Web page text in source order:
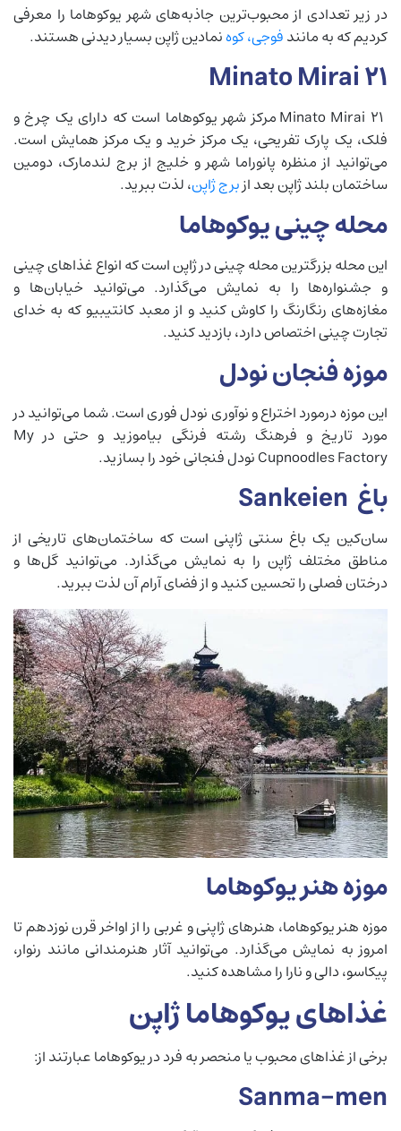
در زیر تعدادی از محبوب‌ترین جاذبه‌های شهر یوکوهاما را معرفی
کردیم که به مانندفوجی، کوهنمادین ژاپن بسیار دیدنی هستند.
Minato Mirai 21
Minato Mirai 21 مرکز شهر یوکوهاما است که دارای یک چرخ و
فلک، یک پارک تفریحی، یک مرکز خرید و یک مرکز همایش است.
می‌توانید از منظره پانوراما شهر و خلیج از برج لندمارک، دومین
ساختمان بلند ژاپن بعد ازبرج ژاپن، لذت ببرید.
محله چینی یوکوهاما
این محله بزرگترین محله چینی در ژاپن است که انواع غذاهای چینی
و جشنواره‌ها را به نمایش می‌گذارد. می‌توانید خیابان‌ها و
مغازه‌های رنگارنگ را کاوش کنید و از معبد کانتیبیو که به خدای
تجارت چینی اختصاص دارد، بازدید کنید.
موزه فنجان نودل
این موزه‌ درمورد اختراع و نوآوری نودل فوری است. شما می‌توانید در
مورد تاریخ و فرهنگ رشته فرنگی بیاموزید و حتی در My
Cupnoodles Factory نودل فنجانی خود را بسازید.
باغ Sankeien
سان‌کین یک باغ سنتی ژاپنی است که ساختمان‌های تاریخی از
مناطق مختلف ژاپن را به نمایش می‌گذارد. می‌توانید گل‌ها و
درختان فصلی را تحسین کنید و از فضای آرام آن لذت ببرید.
موزه هنر یوکوهاما
موزه هنر یوکوهاما، هنرهای ژاپنی و غربی را از اواخر قرن نوزدهم تا
امروز به نمایش می‌گذارد. می‌توانید آثار هنرمندانی مانند رنوار،
پیکاسو، دالی و نارا را مشاهده کنید.
غذا‌های یوکوهاما ژاپن
برخی از غذاهای محبوب یا منحصر به فرد در یوکوهاما عبارتند از:
Sanma-men